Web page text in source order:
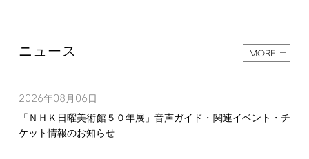
ニュース MORE
2026年08月 06日
「ＮＨＫ日曜美術館５０年展」音声ガイド・関連イベント・チ
ケット情報のお知らせ